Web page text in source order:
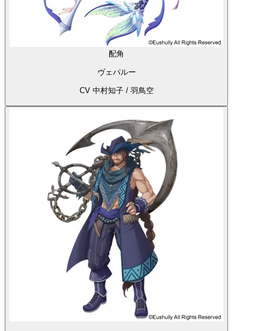
配角
ヴェパルー
CV 中村知子 / 羽鳥空